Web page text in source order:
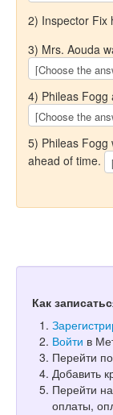
2) Inspector Fix
3) Mrs. Aouda
4) Phileas Fogg
5) Phileas Fogg
ahead of time.
Как
Войти в
Перейти
Добавить
Перейти
оплаты,